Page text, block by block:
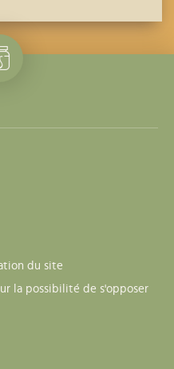
du site
la possibilité de s'opposer